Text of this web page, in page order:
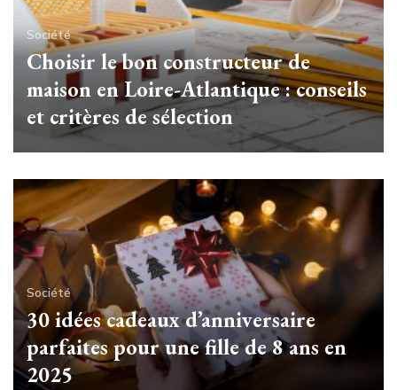
Société
Choisir le bon constructeur de
maison en Loire-Atlantique : conseils
et critères de sélection
Société
30 idées cadeaux d’anniversaire
parfaites pour une fille de 8 ans en
2025